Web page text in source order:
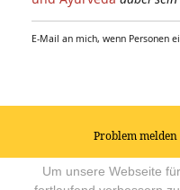
E-Mail an mich, wenn Personen
Problem melden
© 2026Impressum|
Forum für Yoga,
Um unsere Webseite